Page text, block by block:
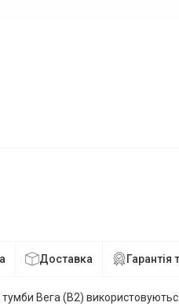
Доставка Гарантія
Вега (В2)